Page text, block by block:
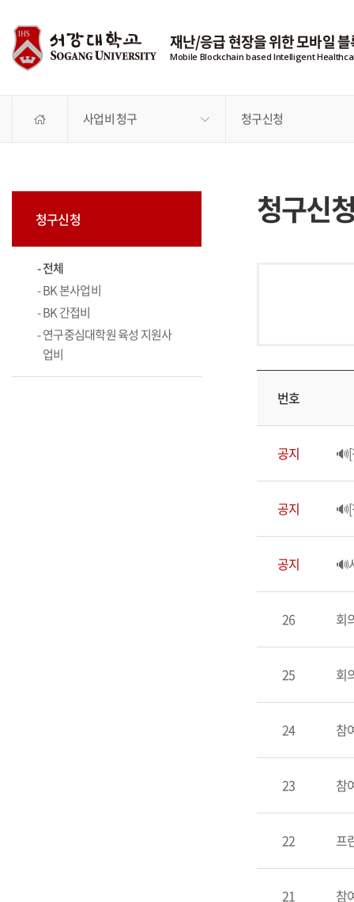
재난/응급 현장을 위한 모바일
Mobile Blockchain based Intelligent
사업비 청구 청구신청
청구신청
전체
BK 본사업비
BK 간접비
연구중심대학원 육성 지원사
업비
청구신
번호
공지
공지
공지 🔊
26 회
25 회
24 참
23 참
22 프
21 참